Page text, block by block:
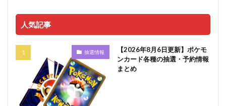
人気記事
抽選情報
【2026年8月6日更新】ポケモ
ンカード各種の抽選・予約情報
まとめ